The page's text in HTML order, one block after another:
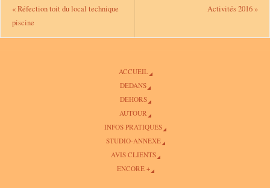
«Réfection toit du local technique
piscine
Activités 2016»
ACCUEIL
DEDANS
DEHORS
AUTOUR
INFOS PRATIQUES
STUDIO-ANNEXE
AVIS CLIENTS
ENCORE +